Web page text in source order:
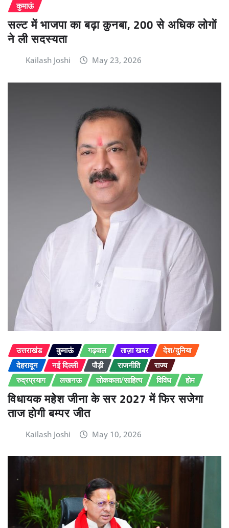
कुमाऊं
सल्ट में भाजपा का बढ़ा कुनबा, 200 से अधिक लोगों
ने ली सदस्यता
Kailash Joshi May 23, 2026
उत्तराखंड कुमाऊं गढ़वाल ताज़ा खबर
देश/दुनिया
देहरादून
नई दिल्ली पौड़ी राजनीति
राज्य
रुद्रप्रयाग
लखनऊ लोककला/साहित्य विविध होम
विधायक महेश जीना के सर 2027 में फिर सजेगा
ताज होगी बम्पर जीत
Kailash Joshi May 10, 2026